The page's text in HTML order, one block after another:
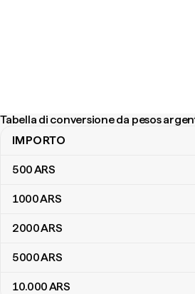
Tabella di conversione da pesos
Tabella di conversione da pesos
IMPORTO
500ARS
1000ARS
2000ARS
5000ARS
10.000ARS